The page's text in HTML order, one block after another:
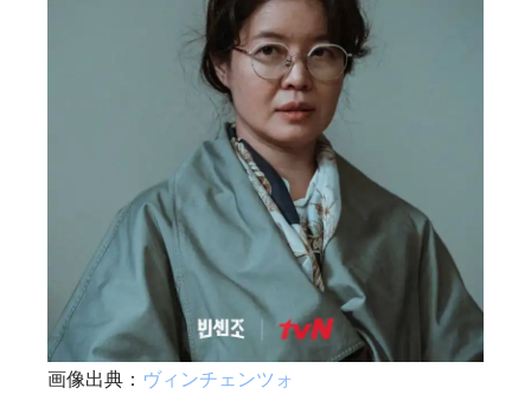
画像出典： ヴィンチェンツォ